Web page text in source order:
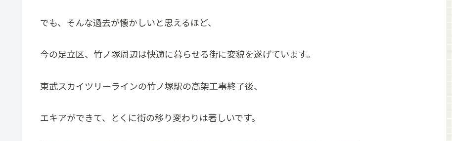
でも、そんな過去が懐かしいと思えるほど、
今の足立区、竹ノ塚周辺は快適に暮らせる街に変貌を遂げています。
東武スカイツリーラインの竹ノ塚駅の高架工事終了後、
エキアができて、とくに街の移り変わりは著しいです。